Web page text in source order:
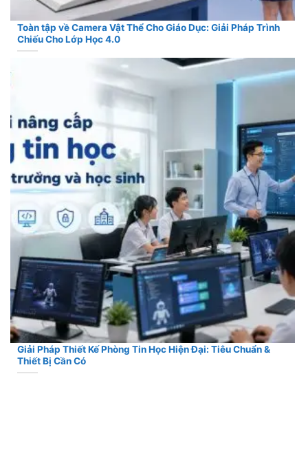
Toàn tập về Camera Vật Thể Cho Giáo Dục: Giải Pháp Trình
Chiếu Cho Lớp Học 4.0
Giải Pháp Thiết Kế Phòng Tin Học Hiện Đại: Tiêu Chuẩn &
Thiết Bị Cần Có